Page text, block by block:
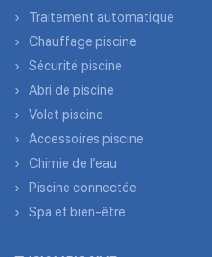
Traitement automatique
Chauffage piscine
Sécurité piscine
Abri de piscine
Volet piscine
Accessoires piscine
Chimie de l’eau
Piscine connectée
Spa et bien-être